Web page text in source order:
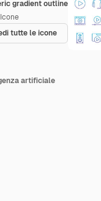
gradient outline
Icone
tutte le icone
artificiale